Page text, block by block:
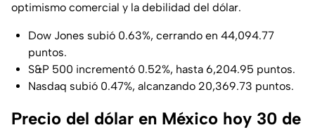
optimismo comercial y la debilidad del dólar.
Dow Jones subió 0.63%, cerrando en 44,094.77
puntos.
S&P 500 incrementó 0.52%, hasta 6,204.95 puntos.
Nasdaq subió 0.47%, alcanzando 20,369.73 puntos.
Precio del dólar en México hoy 30 de